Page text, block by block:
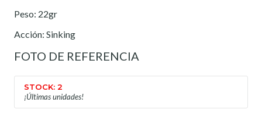
Peso: 22gr
Acción: Sinking
FOTO DE REFERENCIA
STOCK: 2
¡Últimas unidades!